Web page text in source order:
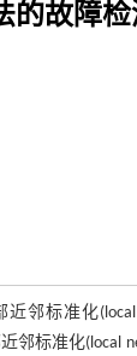
的故障检
标准化(local
邻标准化(local